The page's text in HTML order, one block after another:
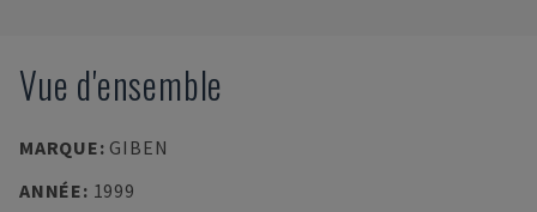
Vue d'ensemble
MARQUE: GIBEN
ANNÉE: 1999